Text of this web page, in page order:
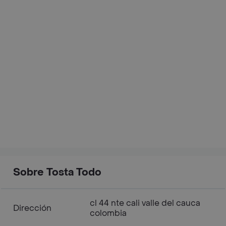
Sobre Tosta Todo
Dirección
cl 44 nte cali valle del cauca
colombia